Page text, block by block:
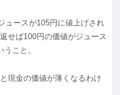
ュースが105円に値上げされ
せば100円の価値がジュース
こと。
現金の価値が薄くなるわけ